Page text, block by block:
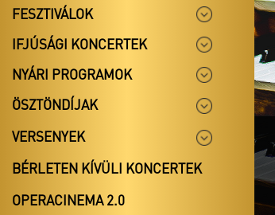
FESZTIVÁLOK
IFJÚSÁGI KONCERTEK
NYÁRI PROGRAMOK
ÖSZTÖNDÍJAK
VERSENYEK
BÉRLETEN KÍVÜLI KONCERTEK
OPERACINEMA 2.0